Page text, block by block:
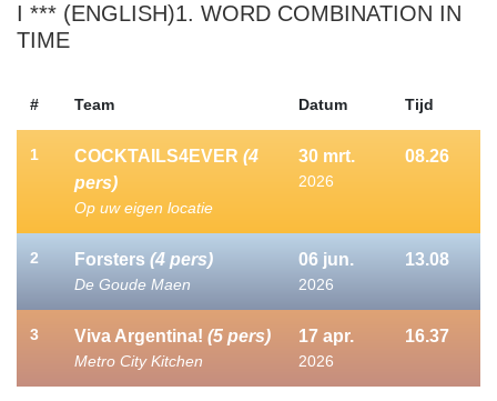
I *** (ENGLISH)1. WORD COMBINATION IN
TIME
# Team Datum Tijd
1 COCKTAILS4EVER (4
pers)
Op uw eigen locatie
30 mrt.
2026
08.26
2 Forsters (4 pers)
De Goude Maen
06 jun.
2026
13.08
3 Viva Argentina! (5 pers)
Metro City Kitchen
17 apr.
2026
16.37